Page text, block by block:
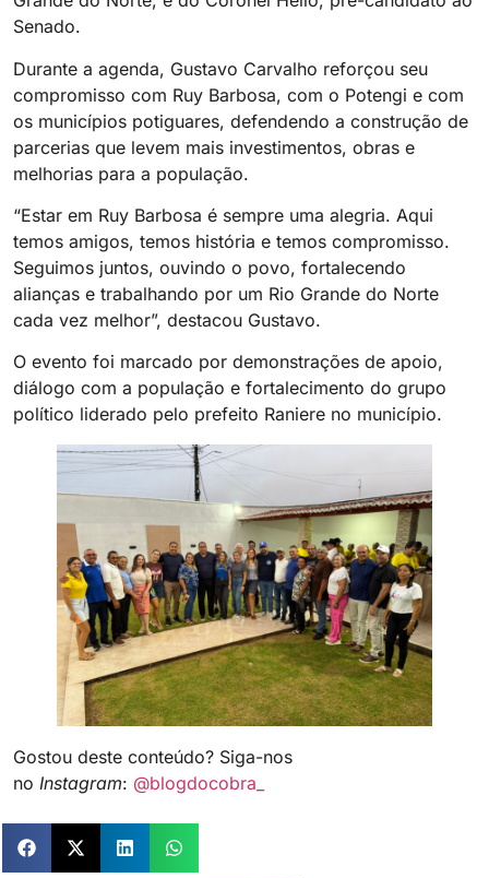
Senado.
Durante a agenda, Gustavo Carvalho reforçou seu
compromisso com Ruy Barbosa, com o Potengi e com
os municípios potiguares, defendendo a construção de
parcerias que levem mais investimentos, obras e
melhorias para a população.
“Estar em Ruy Barbosa é sempre uma alegria. Aqui
temos amigos, temos história e temos compromisso.
Seguimos juntos, ouvindo o povo, fortalecendo
alianças e trabalhando por um Rio Grande do Norte
cada vez melhor”, destacou Gustavo.
O evento foi marcado por demonstrações de apoio,
diálogo com a população e fortalecimento do grupo
político liderado pelo prefeito Raniere no município.
Gostou deste conteúdo? Siga-nos
no Instagram: @blogdocobra_